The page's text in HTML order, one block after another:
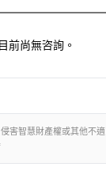
目前尚無咨詢。
害智慧財產權或其他不適